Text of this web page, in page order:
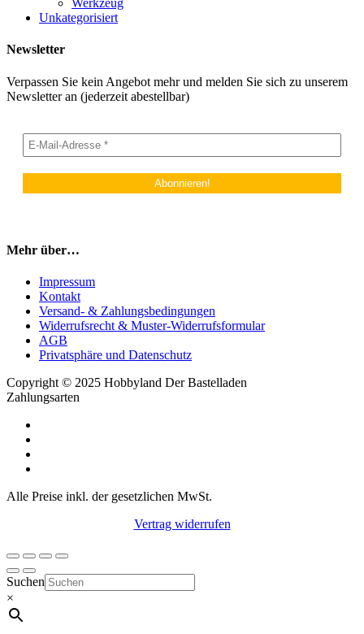
Werkzeug
Unkategorisiert
Newsletter
Verpassen Sie kein Angebot mehr und melden Sie sich zu unserem
Newsletter an (jederzeit abestellbar)
Mehr über…
Impressum
Kontakt
Versand- & Zahlungsbedingungen
Widerrufsrecht & Muster-Widerrufsformular
AGB
Privatsphäre und Datenschutz
Copyright © 2025 Hobbyland Der Bastelladen
Zahlungsarten
Alle Preise inkl. der gesetzlichen MwSt.
Vertrag widerrufen
Suchen
×